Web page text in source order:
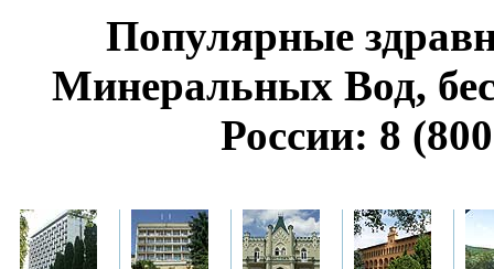
Популярные
Минеральных Вод,
России: 8